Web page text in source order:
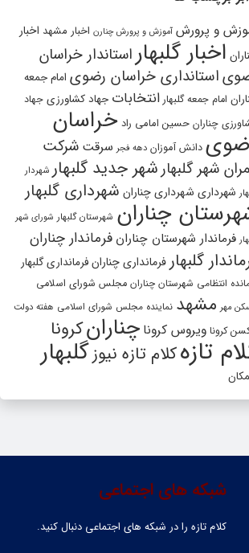
و پرورش آموزش و پرورش چنارن اخبار مشهد اخبار
اخبار گلبهار استاندار خراسان
استانداری خراسان رضوی امام جمعه
امام جمعه گلبهار انتخابات جهاد کشاورزی جهاد
چناران حسین امامی راد خراسان
دانش آموزان دهه فجر سرقت شرکت
شهر گلبهارشهر جدید گلبهار شهردار
شهرداری شهرداری چناران شهرداری گلبهار
چناران شهرستان گلبهار شورای شهر
فرماندار شهرستان چناران فرماندار چناران
گلبهار فرمانداری چنارانفرمانداری گلبهار
انتظامی شهرستان چناران مجلس شورای اسلامی
مهر مشهد نماینده مجلس شورای اسلامی هفته دولت
کرونا ویروس کرونا چنارانکرونا
تازهکلام تازه نیوزگلبهار
شبکه های اجتماعی
کلام تازه را در شبکه ‌های اجتماعی دنبال کنید.